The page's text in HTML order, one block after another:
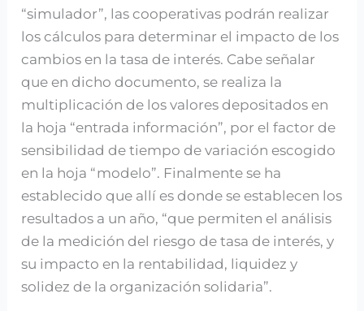
“simulador”, las cooperativas podrán realizar
los cálculos para determinar el impacto de los
cambios en la tasa de interés. Cabe señalar
que en dicho documento, se realiza la
multiplicación de los valores depositados en
la hoja “entrada información”, por el factor de
sensibilidad de tiempo de variación escogido
en la hoja “modelo”. Finalmente se ha
establecido que allí es donde se establecen los
resultados a un año, “que permiten el análisis
de la medición del riesgo de tasa de interés, y
su impacto en la rentabilidad, liquidez y
solidez de la organización solidaria”.